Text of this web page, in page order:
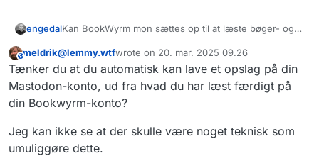
engedalKan BookWyrm mon sættes op til at læste bøger- og
Mastodon? Altså uden, at man skal lave et aktivt
opslag på Mastodon.
Det er jo altid sjovt, at dele det man læser med andre
for dialog og inspiration.
#ereader #bookwyrm
This user is from outside of this forum
meldrik@lemmy.wtfwrote on 20. mar. 2025 09.26
sidst redigeret af
Tænker du at du automatisk kan lave et opslag på din
Mastodon-konto, ud fra hvad du har læst færdigt på
din Bookwyrm-konto?
Jeg kan ikke se at der skulle være noget teknisk som
umuliggøre dette.